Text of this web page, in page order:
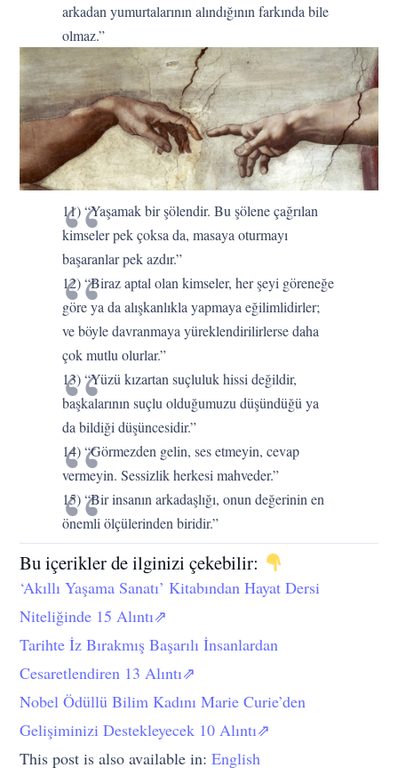
arkadan yumurtalarının alındığının farkında bile
olmaz.”
11) “Yaşamak bir şölendir. Bu şölene çağrılan
kimseler pek çoksa da, masaya oturmayı
başaranlar pek azdır.”
12) “Biraz aptal olan kimseler, her şeyi göreneğe
göre ya da alışkanlıkla yapmaya eğilimlidirler;
ve böyle davranmaya yüreklendirilirlerse daha
çok mutlu olurlar.”
13) “Yüzü kızartan suçluluk hissi değildir,
başkalarının suçlu olduğumuzu düşündüğü ya
da bildiği düşüncesidir.”
14) “Görmezden gelin, ses etmeyin, cevap
vermeyin. Sessizlik herkesi mahveder.”
15) “Bir insanın arkadaşlığı, onun değerinin en
önemli ölçülerinden biridir.”
Bu içerikler de ilginizi çekebilir:
‘Akıllı Yaşama Sanatı’ Kitabından Hayat Dersi
Niteliğinde 15 Alıntı⇗
Tarihte İz Bırakmış Başarılı İnsanlardan
Cesaretlendiren 13 Alıntı⇗
Nobel Ödüllü Bilim Kadını Marie Curie’den
Gelişiminizi Destekleyecek 10 Alıntı⇗
This post is also available in:English